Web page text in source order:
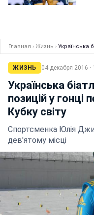
Главная › Жизнь › Українська
ЖИЗНЬ 04 декабря 2016 ·
Українська
позицій у гонці
Кубку світу
Спортсменка Юлія
дев'ятому місці